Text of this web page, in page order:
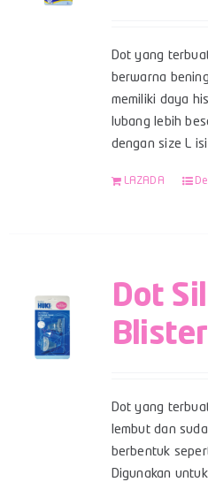
Dot yang
berwarna
memiliki daya
lubang lebih
dengan size L
LAZADA
Dot
Blister
Dot yang
lembut dan
berbentuk
Digunakan